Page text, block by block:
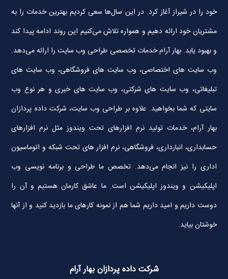
خود را در شیراز آغاز کرد. در این سال‌ها سعی کردیم بهترین خدمات را به
مشتریان خود ارائه دهیم و همواره تلاش می‌کنیم این روند ادامه پیدا کند
و بهبود یابد. بهار آرام خدمات تخصصی طراحی وب سایت را ارائه می‌دهد.
وب سایت های اختصاصی، وب سایت های فروشگاهی، وب سایت های
تبلیغاتی، وب سایت های شرکتی، وب سایت های خبری و هر نوع وب
سایتی که شما بخواهید. علاوه بر طراحی وب سایت، شرکت داده پردازان
بهار آرام، خدمات تولید نرم افزارهای تحت ویندوز مثل نرم افزارهای
حسابداری، انبارداری، فروشگاهی، نرم افزار های تحت شبکه و اتوماسیون
اداری را نیز انجام می‌دهد. تخصص ما طراحی و برنامه نویسی وب
اپلیکیشن و ویندوز اپلیکیشن است. ما عاشق کارمان هستیم و آن را
دوست داریم و امید داریم شما هم از نمونه کارهای ما بازدید کنید و از آنها
خوشتان بیاید.
شرکت داده پردازان بهار آرام